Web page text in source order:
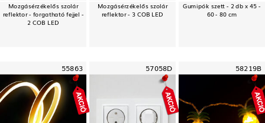
Mozgásérzékelős szolár
reflektor - forgatható fejjel -
2 COB LED
Mozgásérzékelős szolár
reflektor - 3 COB LED
Gumipók szett - 2 db x 45 -
60 - 80 cm
55863 57058D 58219B